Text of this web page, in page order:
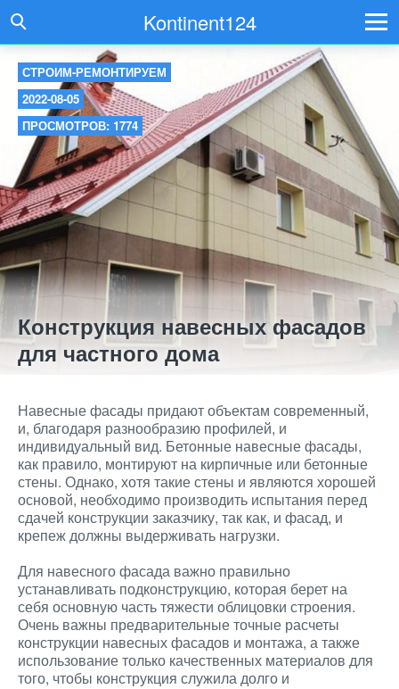
Kontinent124
СТРОИМ-РЕМОНТИРУЕМ
2022-08-05
ПРОСМОТРОВ: 1774
Конструкция навесных фасадов
для частного дома
Навесные фасады придают объектам современный,
и, благодаря разнообразию профилей, и
индивидуальный вид. Бетонные навесные фасады,
как правило, монтируют на кирпичные или бетонные
стены. Однако, хотя такие стены и являются хорошей
основой, необходимо производить испытания перед
сдачей конструкции заказчику, так как, и фасад, и
крепеж должны выдерживать нагрузки.
Для навесного фасада важно правильно
устанавливать подконструкцию, которая берет на
себя основную часть тяжести облицовки строения.
Очень важны предварительные точные расчеты
конструкции навесных фасадов и монтажа, а также
использование только качественных материалов для
того, чтобы конструкция служила долго и